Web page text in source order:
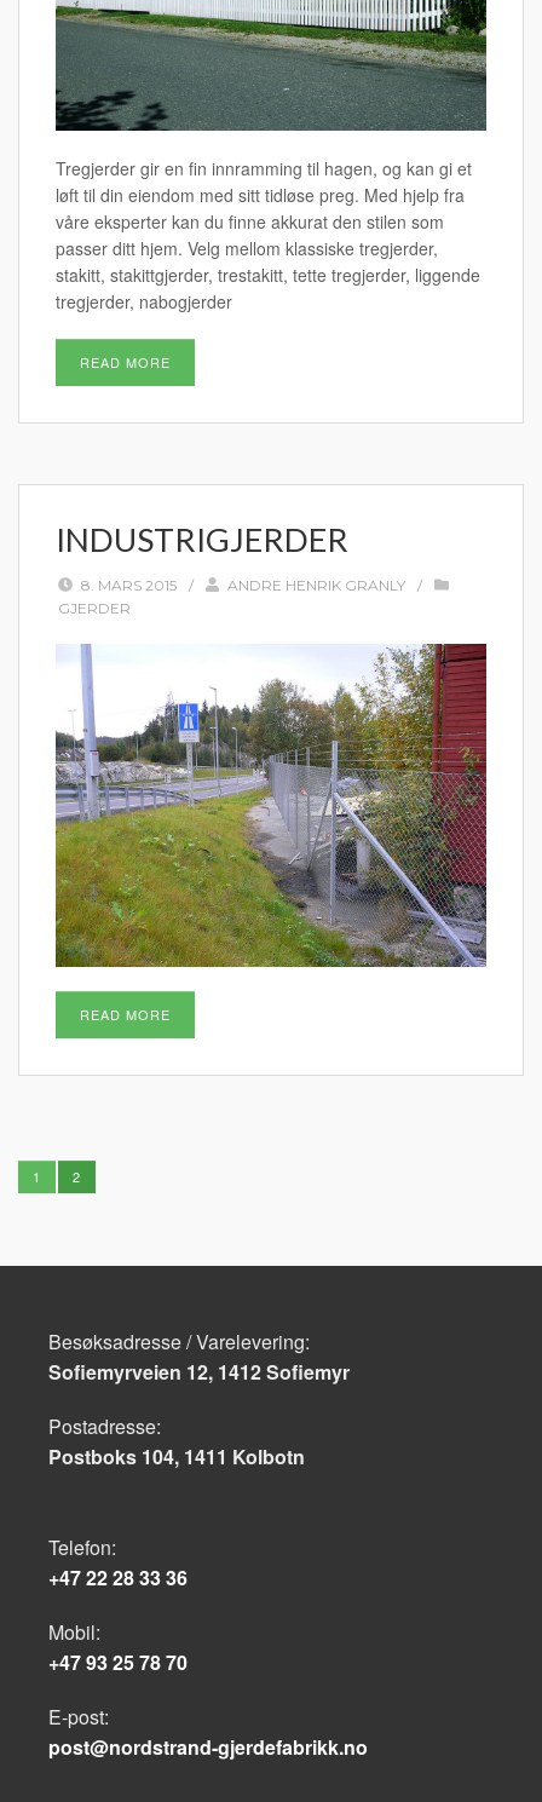
Tregjerder gir en fin innramming til hagen, og kan gi et
løft til din eiendom med sitt tidløse preg. Med hjelp fra
våre eksperter kan du finne akkurat den stilen som
passer ditt hjem. Velg mellom klassiske tregjerder,
stakitt, stakittgjerder, trestakitt, tette tregjerder, liggende
tregjerder, nabogjerder
READ MORE
INDUSTRIGJERDER
8. MARS 2015 / ANDRE HENRIK GRANLY
/
GJERDER
READ MORE
1 2
Besøksadresse / Varelevering:
Sofiemyrveien 12, 1412 Sofiemyr
Postadresse:
Postboks 104, 1411 Kolbotn
Telefon:
+47 22 28 33 36
Mobil:
+47 93 25 78 70
E-post:
post@nordstrand-gjerdefabrikk.no